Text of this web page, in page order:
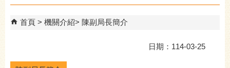
首頁 機關介紹 陳副局長簡介
日期：114-03-25